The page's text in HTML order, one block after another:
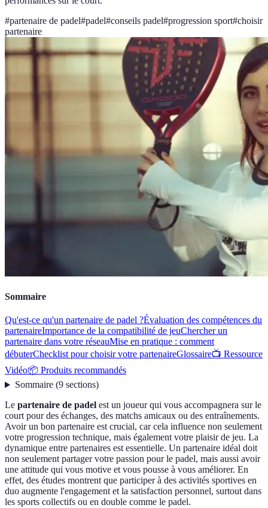
#partenaire de padel#padel#conseils padel#progression sport#choisir
partenaire
Sommaire
Qu'est-ce qu'un partenaire de padel ?Évaluation des compétences du
partenaireImportance de la compatibilité de jeuChercher un
partenaire dans votre réseauMise en pratique : comment
débuterChecklist pour choisir votre partenaireGlossaire📺 Ressource
Vidéo📦 Produits recommandés
Sommaire(9 sections)
Le partenaire de padel est un joueur qui vous accompagnera sur le
court pour des échanges, des matchs amicaux ou des entraînements.
Avoir un bon partenaire est crucial, car cela influence non seulement
votre progression technique, mais également votre plaisir de jeu. La
dynamique entre partenaires est essentielle. Un partenaire idéal doit
non seulement partager votre passion pour le padel, mais aussi avoir
une attitude qui vous motive et vous pousse à vous améliorer. En
effet, des études montrent que participer à des activités sportives en
duo augmente l'engagement et la satisfaction personnel, surtout dans
les sports collectifs ou en double comme le padel.